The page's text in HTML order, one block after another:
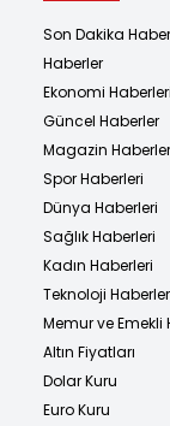
Son Dakika
Haberler
Ekonomi Haberleri
Güncel Haberler
Magazin
Spor Haberleri
Dünya Haberleri
Sağlık Haberleri
Kadın Haberleri
Teknoloji
Memur ve Emekli
Altın Fiyatları
Dolar Kuru
Euro Kuru